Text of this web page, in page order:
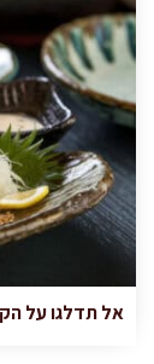
אל תדלגו על